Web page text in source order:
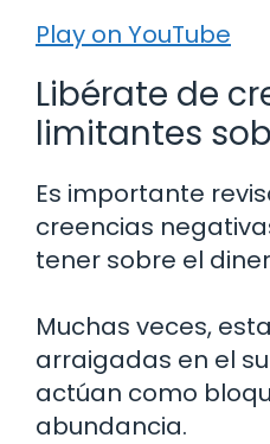
Play on YouTube
Libérate de
limitantes
Es importante
creencias
tener sobre el
Muchas veces,
arraigadas en el
actúan como
abundancia.